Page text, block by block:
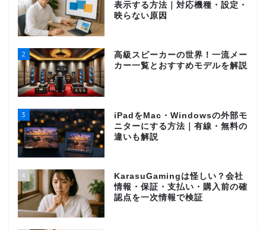
表示する方法｜対応機種・設定・
映らない原因
2
高級スピーカーの世界！一流メー
カー一覧とおすすめモデルを解説
3
iPadをMac・Windowsの外部モ
ニターにする方法｜有線・無料の
違いも解説
4
KarasuGamingは怪しい？会社
情報・保証・支払い・購入前の確
認点を一次情報で検証